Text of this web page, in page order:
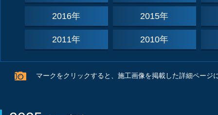
2016年 2015年
2011年 2010年
マークをクリックすると、施工画像を掲載した詳細ページ